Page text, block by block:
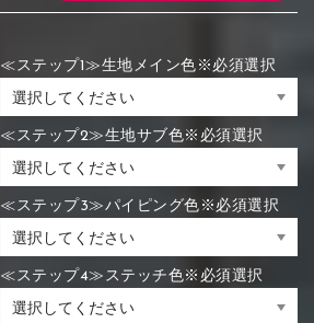
≪ステップ1≫生地メイン色※必須選択
≪ステップ2≫生地サブ色※必須選択
≪ステップ3≫パイピング色※必須選択
≪ステップ4≫ステッチ色※必須選択